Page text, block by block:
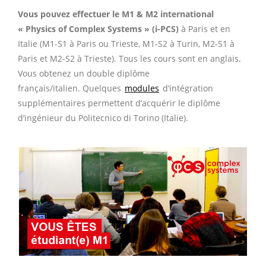
Vous pouvez effectuer le M1 & M2 international
« Physics of Complex Systems » (i-PCS) à Paris et en
Italie (M1-S1 à Paris ou Trieste, M1-S2 à Turin, M2-S1 à
Paris et M2-S2 à Trieste). Tous les cours sont en anglais.
Vous obtenez un double diplôme
français/italien. Quelques modules d’intégration
supplémentaires permettent d’acquérir le diplôme
d’ingénieur du Politecnico di Torino (Italie).